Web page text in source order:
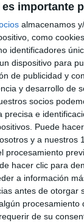
importante
almacenamos
como
identificadores
dispositivo para
de publicidad y
y desarrollo de
socios
precisa e
Puede
y a nuestros
procesamiento
hacer clic para
a información
antes de otorgar
procesamiento
de su